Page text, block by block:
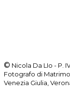
© Nicola Da LIo - P.
Fotografo di
Venezia Giulia,